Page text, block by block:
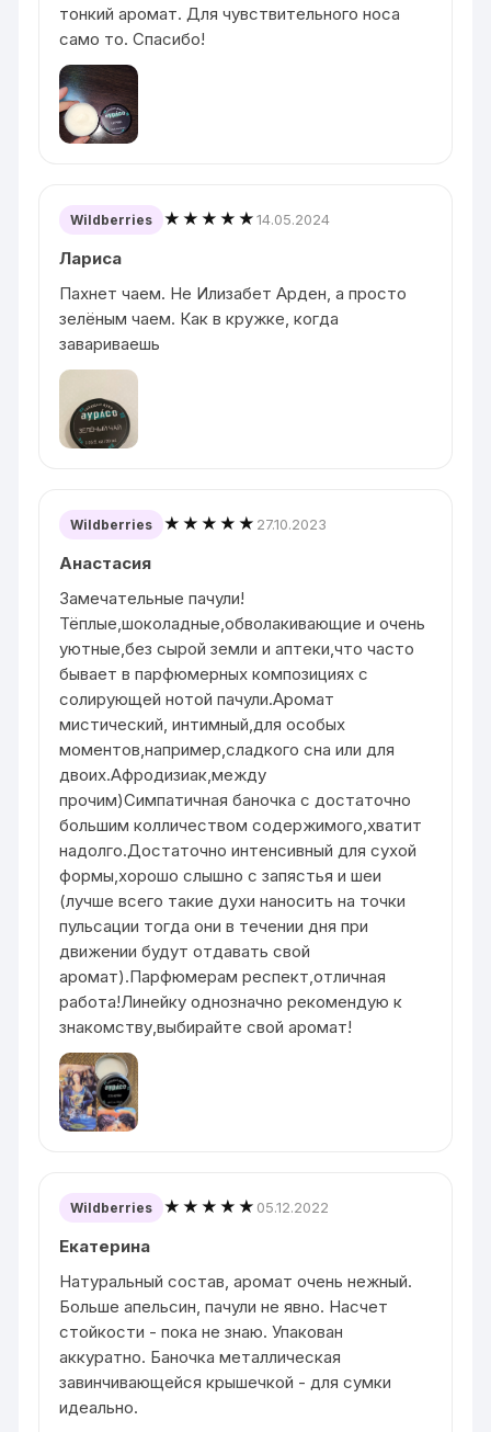
тонкий аромат. Для чувствительного носа
само то. Спасибо!
Wildberries ★★★★★14.05.2024
Лариса
Пахнет чаем. Не Илизабет Арден, а просто
зелёным чаем. Как в кружке, когда
завариваешь
Wildberries ★★★★★ 27.10.2023
Анастасия
Замечательные пачули!
Тёплые,шоколадные,обволакивающие и очень
уютные,без сырой земли и аптеки,что часто
бывает в парфюмерных композициях с
солирующей нотой пачули.Аромат
мистический, интимный,для особых
моментов,например,сладкого сна или для
двоих.Афродизиак,между
прочим)Симпатичная баночка с достаточно
большим колличеством содержимого,хватит
надолго.Достаточно интенсивный для сухой
формы,хорошо слышно с запястья и шеи
(лучше всего такие духи наносить на точки
пульсации тогда они в течении дня при
движении будут отдавать свой
аромат).Парфюмерам респект,отличная
работа!Линейку однозначно рекомендую к
знакомству,выбирайте свой аромат!
Wildberries ★★★★★ 05.12.2022
Екатерина
Натуральный состав, аромат очень нежный.
Больше апельсин, пачули не явно. Насчет
стойкости - пока не знаю. Упакован
аккуратно. Баночка металлическая
завинчивающейся крышечкой - для сумки
идеально.